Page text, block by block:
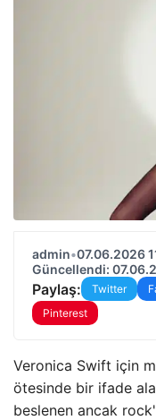
admin•07.06.2026
Güncellendi:
Paylaş: Twitter
Pinterest
Veronica Swift için
ötesinde bir ifade
beslenen ancak